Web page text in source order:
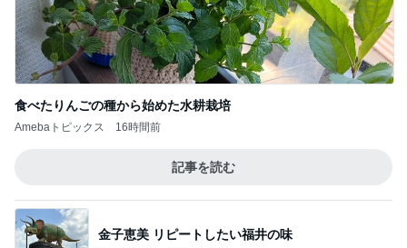
食べたりんごの種から始めた水耕栽培
Amebaトピックス 16時間前
記事を読む
金子恵美 リピートしたい福井の味